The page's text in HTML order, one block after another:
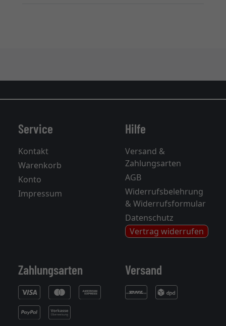
Service
Kontakt
Warenkorb
Konto
Impressum
Hilfe
Versand &
Zahlungsarten
AGB
Widerrufsbelehrung
& Widerrufsformular
Datenschutz
Vertrag widerrufen
Zahlungsarten Versand